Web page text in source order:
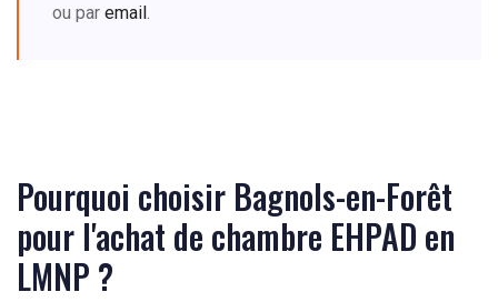
ou par email
Pourquoi choisir Bagnols-en-Forêt
pour l'achat de chambre EHPAD en
LMNP ?